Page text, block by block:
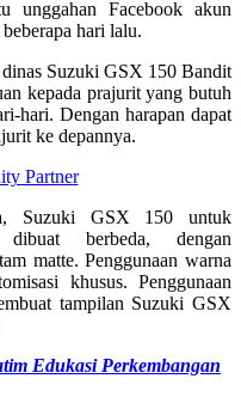
unggahan Facebook akun
hari lalu.
Suzuki GSX 150 Bandit
kepada prajurit yang butuh
hari. Dengan harapan dapat
ke depannya.
Suzuki GSX 150 untuk
berbeda, dengan
matte. Penggunaan warna
khusus. Penggunaan
tampilan Suzuki GSX
Edukasi Perkembangan